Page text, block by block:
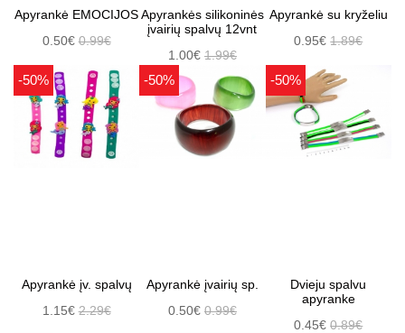
Apyrankė EMOCIJOS
0.50€0.99€
Apyrankės silikoninės
įvairių spalvų 12vnt
1.00€ 1.99€
Apyrankė su kryželiu
0.95€1.89€
-50%
Apyrankė įv. spalvų
1.15€2.29€
-50%
Apyrankė įvairių sp.
0.50€ 0.99€
-50%
Dvieju spalvu
apyranke
0.45€0.89€